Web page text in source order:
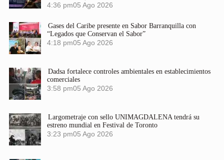
4:36 pm05 Ago 2026
Gases del Caribe presente en Sabor Barranquilla con
“Legados que Conservan el Sabor”
4:18 pm05 Ago 2026
Dadsa fortalece controles ambientales en establecimientos
comerciales
3:58 pm05 Ago 2026
Largometraje con sello UNIMAGDALENA tendrá su
estreno mundial en Festival de Toronto
3:23 pm05 Ago 2026